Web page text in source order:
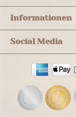
Informationen
Social Media